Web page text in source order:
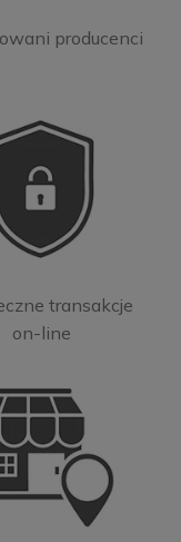
producenci
transakcje
on-line